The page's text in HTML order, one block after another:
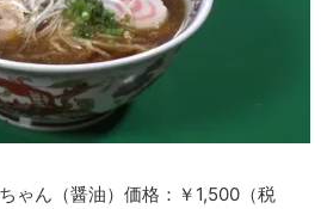
ゃん（醤油）価格：￥1,500（税